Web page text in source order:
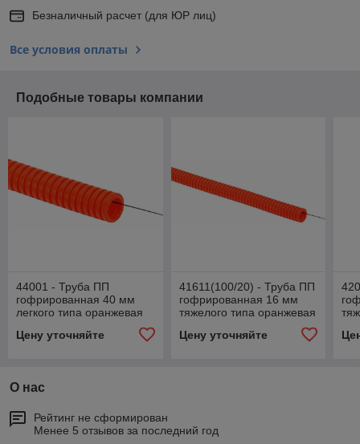
Безналичный расчет (для ЮР лиц)
Все условия оплаты
Подобные товары компании
44001 - Труба ПП
гофрированная 40 мм
легкого типа оранжевая
Цену уточняйте
41611(100/20) - Труба ПП
гофрированная 16 мм
тяжелого типа оранжевая
Цену уточняйте
О нас
Рейтинг не сформирован
Менее 5 отзывов за последний год